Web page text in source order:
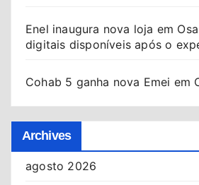
Enel inaugura nova loja em
digitais disponíveis após o
Cohab 5 ganha nova Emei em
Archives
agosto 2026